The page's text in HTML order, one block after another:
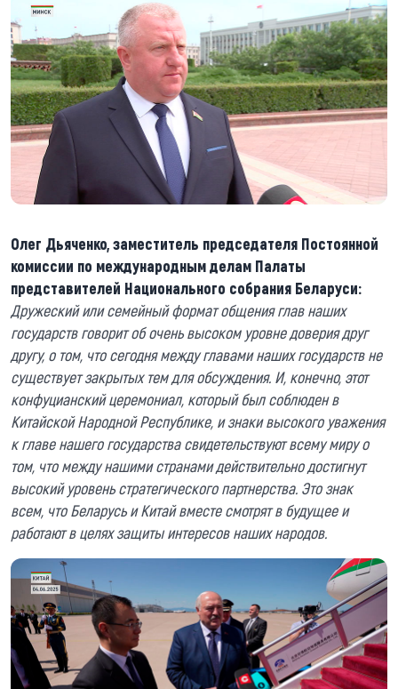
Олег Дьяченко, заместитель председателя Постоянной
комиссии по международным делам Палаты
представителей Национального собрания Беларуси:
Дружеский или семейный формат общения глав наших
государств говорит об очень высоком уровне доверия друг
другу, о том, что сегодня между главами наших государств не
существует закрытых тем для обсуждения. И, конечно, этот
конфуцианский церемониал, который был соблюден в
Китайской Народной Республике, и знаки высокого уважения
к главе нашего государства свидетельствуют всему миру о
том, что между нашими странами действительно достигнут
высокий уровень стратегического партнерства. Это знак
всем, что Беларусь и Китай вместе смотрят в будущее и
работают в целях защиты интересов наших народов.